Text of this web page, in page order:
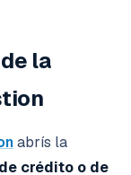
la
abrís la
crédito o de